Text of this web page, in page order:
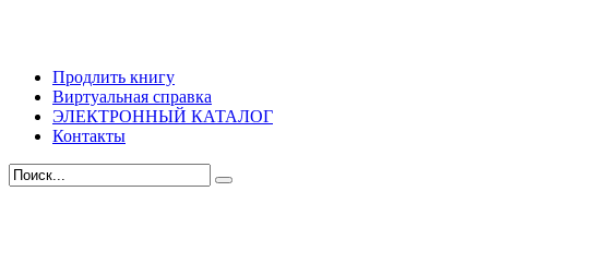
Продлить книгу
Виртуальная справка
ЭЛЕКТРОННЫЙ КАТАЛОГ
Контакты